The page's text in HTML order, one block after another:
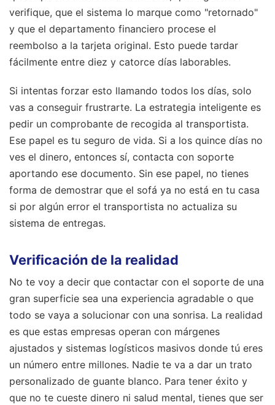
verifique, que el sistema lo marque como "retornado"
y que el departamento financiero procese el
reembolso a la tarjeta original. Esto puede tardar
fácilmente entre diez y catorce días laborables.
Si intentas forzar esto llamando todos los días, solo
vas a conseguir frustrarte. La estrategia inteligente es
pedir un comprobante de recogida al transportista.
Ese papel es tu seguro de vida. Si a los quince días no
ves el dinero, entonces sí, contacta con soporte
aportando ese documento. Sin ese papel, no tienes
forma de demostrar que el sofá ya no está en tu casa
si por algún error el transportista no actualiza su
sistema de entregas.
Verificación de la realidad
No te voy a decir que contactar con el soporte de una
gran superficie sea una experiencia agradable o que
todo se vaya a solucionar con una sonrisa. La realidad
es que estas empresas operan con márgenes
ajustados y sistemas logísticos masivos donde tú eres
un número entre millones. Nadie te va a dar un trato
personalizado de guante blanco. Para tener éxito y
que no te cueste dinero ni salud mental, tienes que ser